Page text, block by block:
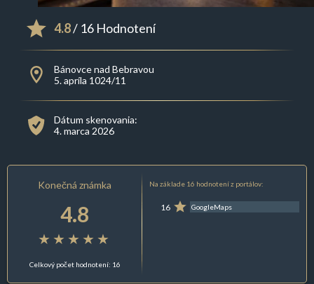
4.8/ 16 Hodnotení
Bánovce nad Bebravou
5. apríla 1024/11
Dátum skenovania:
4. marca 2026
Konečná známka
4.8
Celkový počet hodnotení: 16
Na základe 16 hodnotení z portálov:
16 GoogleMaps